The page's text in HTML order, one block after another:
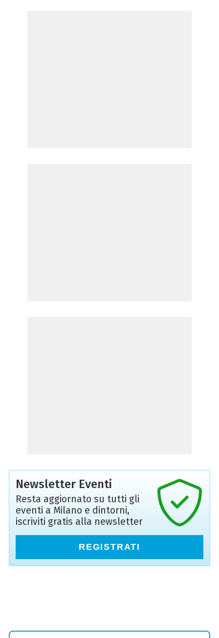
Newsletter Eventi
Resta aggiornato su tutti gli
eventi a Milano e dintorni,
iscriviti gratis alla newsletter
REGISTRATI